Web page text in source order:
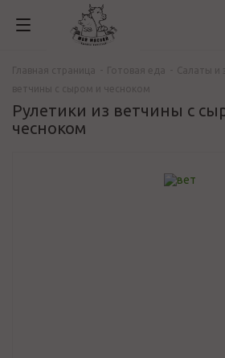
Рулетики из ветчины с
чесноком